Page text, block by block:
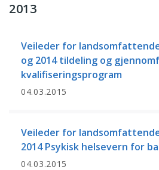
2013
Veileder for
og 2014 tildeling og
kvalifiseringsprogram
04.03.2015
Veileder for
2014 Psykisk helsevern for
04.03.2015